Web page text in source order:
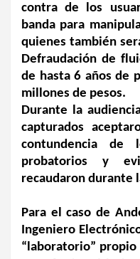
contra de los
banda para
quienes también
Defraudación de
de hasta 6 años de
millones de pesos.
Durante la
capturados
contundencia de
probatorios y
recaudaron durante
Para el caso de
Ingeniero
“laboratorio”